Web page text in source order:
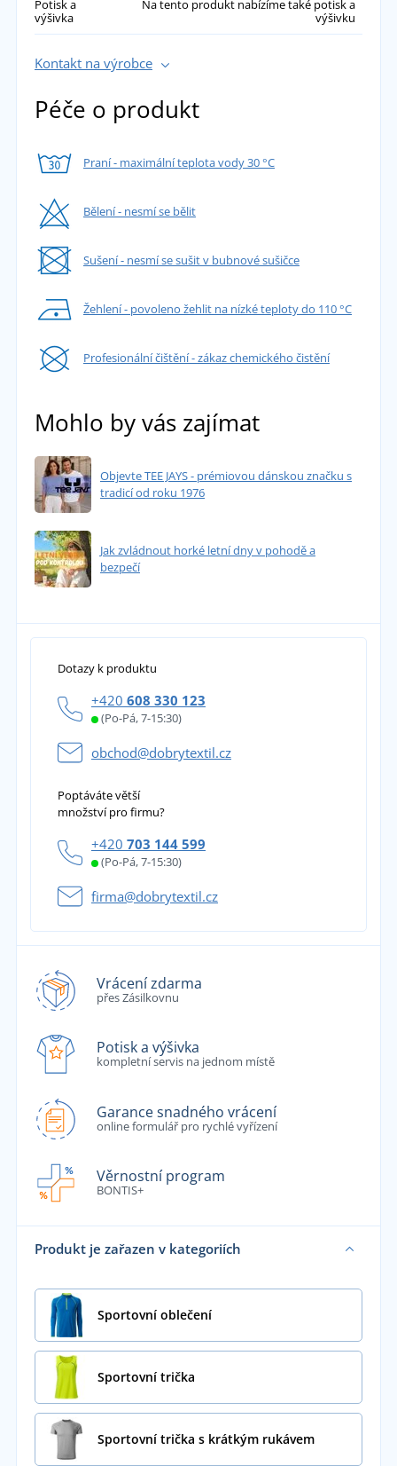
Potisk a
výšivka
Na tento produkt nabízíme také potisk a
výšivku
Kontakt na výrobce
Péče o produkt
Praní - maximální teplota vody 30 °C
Bělení - nesmí se bělit
Sušení - nesmí se sušit v bubnové sušičce
Žehlení - povoleno žehlit na nízké teploty do 110 °C
Profesionální čištění - zákaz chemického čistění
Mohlo by vás zajímat
Objevte TEE JAYS - prémiovou dánskou značku s
tradicí od roku 1976
Jak zvládnout horké letní dny v pohodě a
bezpečí
Dotazy k produktu
+420 608 330 123
(Po-Pá, 7-15:30)
obchod@dobrytextil.cz
Poptáváte větší
množství pro firmu?
+420 703 144 599
(Po-Pá, 7-15:30)
firma@dobrytextil.cz
Vrácení zdarma
přes Zásilkovnu
Potisk a výšivka
kompletní servis na jednom místě
Garance snadného vrácení
online formulář pro rychlé vyřízení
Věrnostní program
BONTIS+
Produkt je zařazen v kategoriích
Sportovní oblečení
Sportovní trička
Sportovní trička s krátkým rukávem